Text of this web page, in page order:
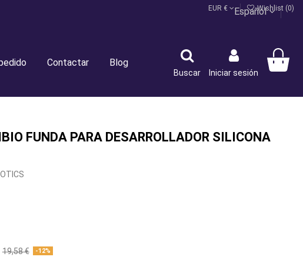
Español
EUR € Wishlist (0)
Contactar Blog
Buscar Iniciar sesión
FUNDA PARA DESARROLLADOR SILICONA
19,58 €
-12%